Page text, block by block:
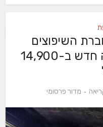
השיפוצים
שמציעה חדר אמבטיה חדש ב-14,900
מדור פרסומי